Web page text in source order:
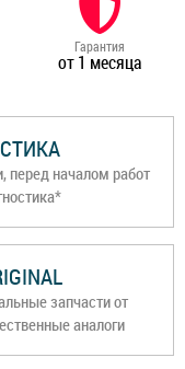
Гарантия
от 1 месяца
перед началом работ
запчасти от
аналоги